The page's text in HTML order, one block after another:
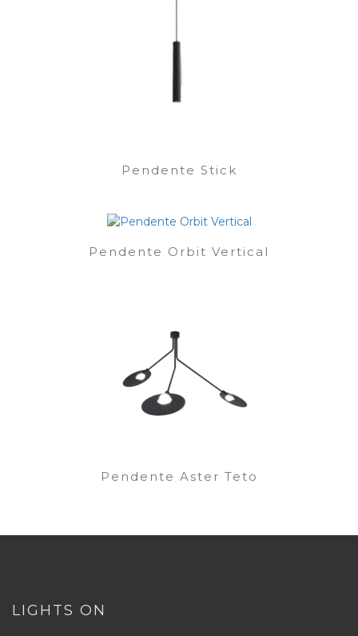
Pendente Stick
Pendente Orbit Vertical
Pendente Aster Teto
LIGHTS ON